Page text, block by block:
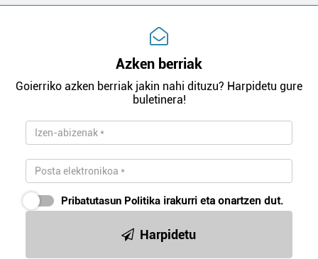
Azken berriak
Goierriko azken berriak jakin nahi dituzu? Harpidetu gure
buletinera!
Pribatutasun Politika irakurri eta onartzen dut.
Harpidetu